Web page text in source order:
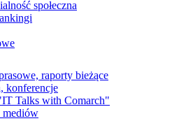
społeczna
raporty bieżące
konferencje
Talks with Comarch"
mediów